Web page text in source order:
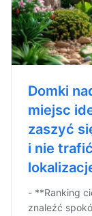
Domki
miejsc
zaszyć
i nie
- **Ranking
znaleźć